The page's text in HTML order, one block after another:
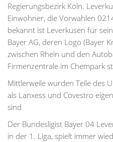
Regierungsbezirk Köln.
Einwohner, die Vorwahlen
bekannt ist Leverkusen für
Bayer AG, deren Logo (Bayer
zwischen Rhein und den
Firmenzentrale im Chempark
Mittlerweile wurden Teile des
als Lanxess und Covestro
sind
Der Bundesligist Bayer 04
in der 1. Liga, spielt immer